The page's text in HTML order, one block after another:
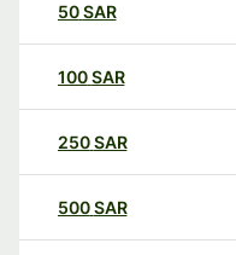
50SAR
100SAR
250SAR
500SAR